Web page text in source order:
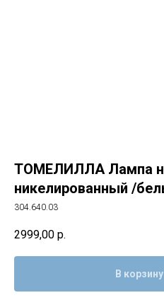
ТОМЕЛИЛЛА Лампа
никелированный /
304.640.03
2999,00 р.
В корзину